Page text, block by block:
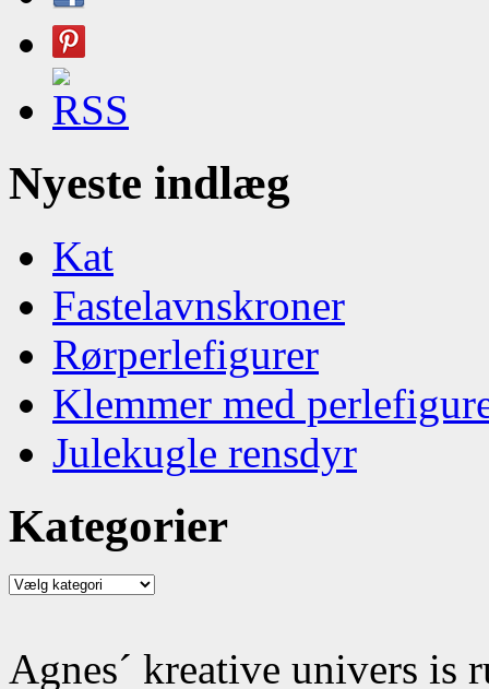
Nyeste indlæg
Kat
Fastelavnskroner
Rørperlefigurer
Klemmer med
Julekugle rensdyr
Kategorier
Kategorier
Agnes´ kreative univers